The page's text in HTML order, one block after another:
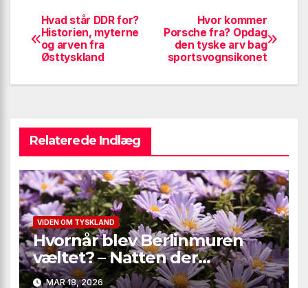
IndlægsnavigationHvor kommer
Porsche fra? Opdag
den tyske arv bag
sportsvognsikonet
Hvad står DDR for?
Historien, myterne
og arven fra
Østtyskland
Relaterede Indlæg
VIDEN OM TYSKLAND
Hvornår blev Berlinmuren
væltet? – Natten der
ændrede verden
MAR 18, 2026